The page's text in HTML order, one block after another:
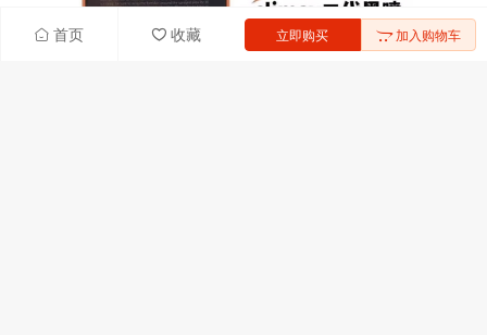
首页 收藏 立即购买 加入购物车